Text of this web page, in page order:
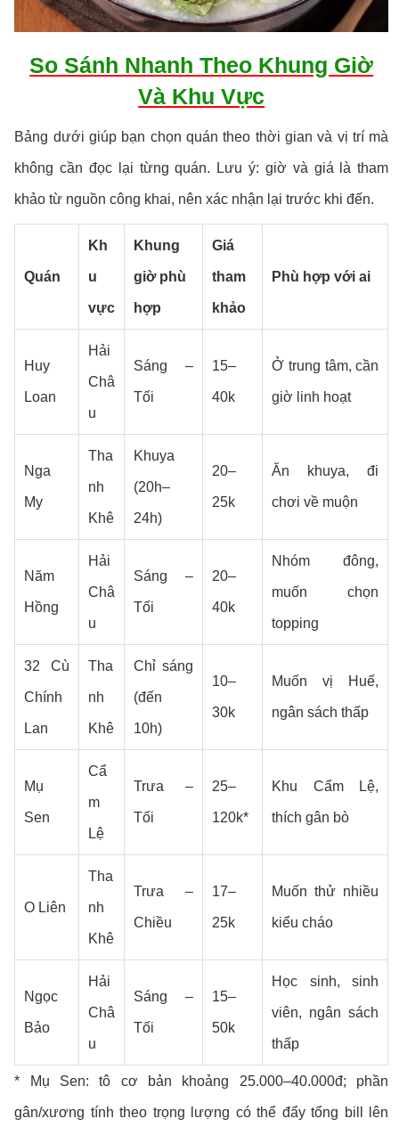
So Sánh Nhanh Theo Khung Giờ
Và Khu Vực
Bảng dưới giúp bạn chọn quán theo thời gian và vị trí mà
không cần đọc lại từng quán. Lưu ý: giờ và giá là tham
khảo từ nguồn công khai, nên xác nhận lại trước khi đến.
Quán
Kh
u
vực
Khung
giờ phù
hợp
Giá
tham
khảo
Phù hợp với ai
Huy
Loan
Hải
Châ
u
Sáng –
Tối
15–
40k
Ở trung tâm, cần
giờ linh hoạt
Nga
My
Tha
nh
Khê
Khuya
(20h–
24h)
20–
25k
Ăn khuya, đi
chơi về muộn
Năm
Hồng
Hải
Châ
u
Sáng –
Tối
20–
40k
Nhóm đông,
muốn chọn
topping
32 Cù
Chính
Lan
Tha
nh
Khê
Chỉ sáng
(đến
10h)
10–
30k
Muốn vị Huế,
ngân sách thấp
Mụ
Sen
Cẩ
m
Lệ
Trưa –
Tối
25–
120k*
Khu Cẩm Lệ,
thích gân bò
O Liên
Tha
nh
Khê
Trưa –
Chiều
17–
25k
Muốn thử nhiều
kiểu cháo
Ngọc
Bảo
Hải
Châ
u
Sáng –
Tối
15–
50k
Học sinh, sinh
viên, ngân sách
thấp
* Mụ Sen: tô cơ bản khoảng 25.000–40.000đ; phần
gân/xương tính theo trọng lượng có thể đẩy tổng bill lên